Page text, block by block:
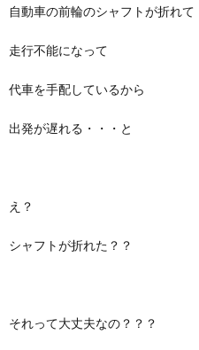
自動車の前輪のシャフトが折れて
走行不能になって
代車を手配しているから
出発が遅れる・・・と
え？
シャフトが折れた？？
それって大丈夫なの？？？